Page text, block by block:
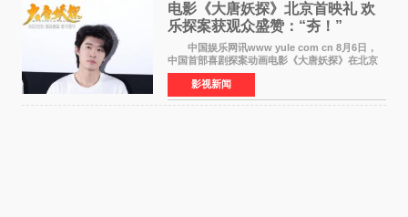
电影《大唐妖探》北京首映礼 欢
乐探案获观众盛赞：“夯！”
中国娱乐网讯www yule com cn 8月6日，
中国首部喜剧探案动画电影《大唐妖探》在北京
举办电影首映礼。导演程腾、联合导演黄珉、总
制片人曹紫建、制片人李莹莹，配音导演张喆，
对白指导程寅，领
影视新闻